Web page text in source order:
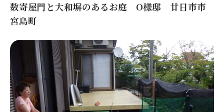
数寄屋門と大和塀のあるお庭 O様邸 廿日市市
宮島町